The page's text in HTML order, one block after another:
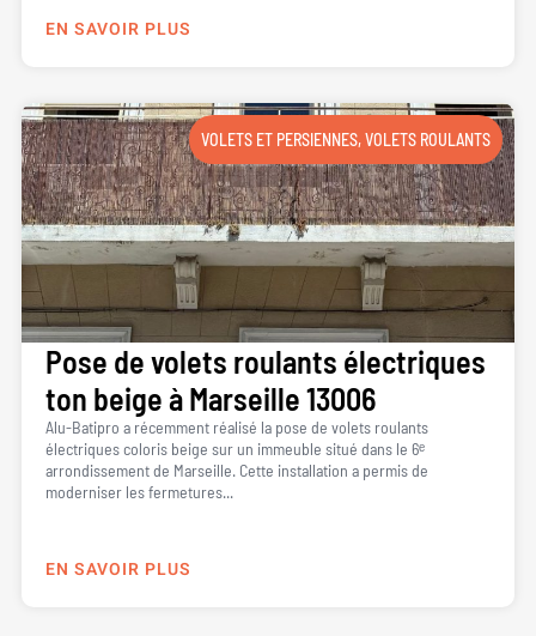
EN SAVOIR PLUS
VOLETS ET PERSIENNES,VOLETS ROULANTS
Pose de volets roulants électriques
ton beige à Marseille 13006
Alu-Batipro a récemment réalisé la pose de volets roulants
électriques coloris beige sur un immeuble situé dans le 6ᵉ
arrondissement de Marseille. Cette installation a permis de
moderniser les fermetures...
EN SAVOIR PLUS